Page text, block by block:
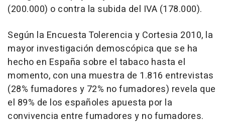
(200.000) o contra la subida del IVA (178.000).
Según la Encuesta Tolerencia y Cortesia 2010, la
mayor investigación demoscópica que se ha
hecho en España sobre el tabaco hasta el
momento, con una muestra de 1.816 entrevistas
(28% fumadores y 72% no fumadores) revela que
el 89% de los españoles apuesta por la
convivencia entre fumadores y no fumadores.